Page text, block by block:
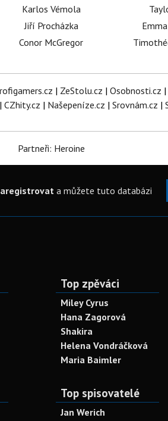
Karlos Vémola
Jiří Procházka
Conor McGregor
| ZeStolu.cz | Osobnosti.cz |
| CZhity.cz | Našepeníze.cz | Srovnám.cz |
Partneři: Heroine
a můžete tuto databázi
Top zpěváci
Miley Cyrus
Hana Zagorová
Shakira
Helena Vondráčková
Maria Baimler
Top spisovatelé
Jan Werich